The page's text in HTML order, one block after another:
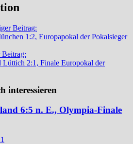
Beitrag:
1:2, Europapokal der Pokalsieger
Beitrag:
2:1, Finale Europokal der
interessieren
6:5 n. E., Olympia-Finale